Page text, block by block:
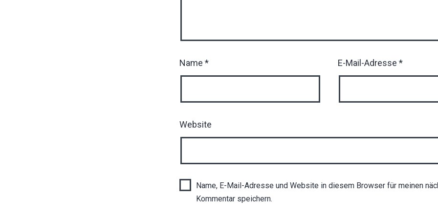
Name * E-Mail-Adresse *
Website
Name, E-Mail-Adresse und Website in diesem Browser für meinen
Kommentar speichern.